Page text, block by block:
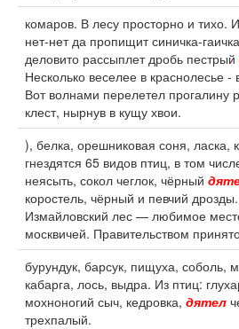
комаров. В лесу просторно и тихо.
нет-нет да пропищит синичка-
деловито рассыплет дробь пестрый
Несколько веселее в краснолесье -
Вот волнами перелетел прогалину
клест, нырнув в кущу хвои.
), белка, орешниковая соня, ласка,
гнездятся 65 видов птиц, в том
неясыть, сокол чеглок, чёрный
коростель, чёрный и певчий дрозды.
Измайловский лес — любимое
москвичей. Правительством
бурундук, барсук, пищуха, соболь,
кабарга, лось, выдра. Из птиц:
мохноногий сыч, кедровка, дятел
трехпалый.